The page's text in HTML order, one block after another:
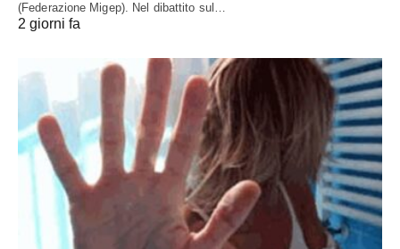
(Federazione Migep). Nel dibattito sul…
2 giorni fa